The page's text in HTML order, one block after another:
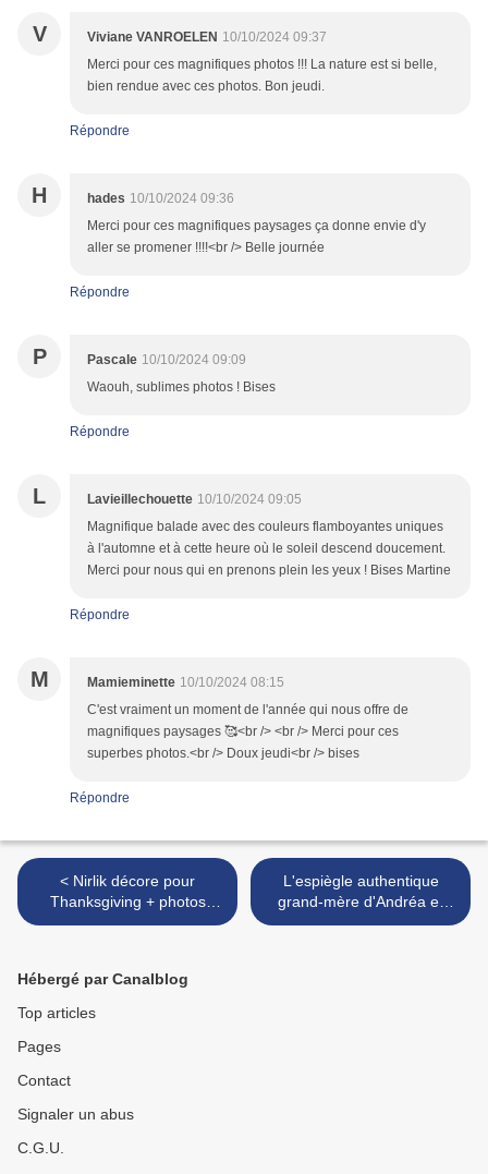
V Viviane VANROELEN 10/10/2024 09:37
Merci pour ces magnifiques photos !!! La nature est si belle,
bien rendue avec ces photos. Bon jeudi.
Répondre
H hades 10/10/2024 09:36
Merci pour ces magnifiques paysages ça donne envie d'y
aller se promener !!!!<br /> Belle journée
Répondre
P Pascale 10/10/2024 09:09
Waouh, sublimes photos ! Bises
Répondre
L Lavieillechouette 10/10/2024 09:05
Magnifique balade avec des couleurs flamboyantes uniques
à l'automne et à cette heure où le soleil descend doucement.
Merci pour nous qui en prenons plein les yeux ! Bises Martine
Répondre
M Mamieminette 10/10/2024 08:15
C'est vraiment un moment de l'année qui nous offre de
magnifiques paysages 🥰<br /> <br /> Merci pour ces
superbes photos.<br /> Doux jeudi<br /> bises
Répondre
< Nirlik décore pour
Thanksgiving + photos
d'automne
L'espiègle authentique
grand-mère d'Andréa et
Charlotte >
Hébergé par Canalblog
Top articles
Pages
Contact
Signaler un abus
C.G.U.